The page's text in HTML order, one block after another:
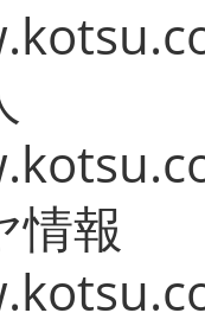
情報